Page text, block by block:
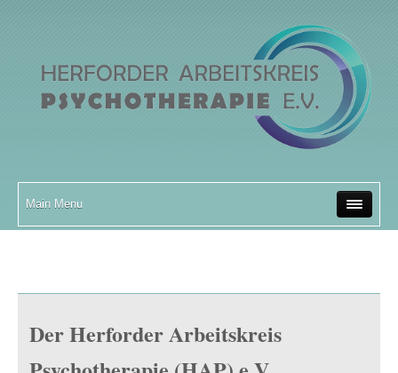
Main Menu
Der Herforder Arbeitskreis